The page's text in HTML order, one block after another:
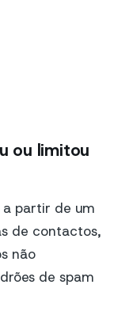
ou limitou
a partir de um
de contactos,
não
de spam